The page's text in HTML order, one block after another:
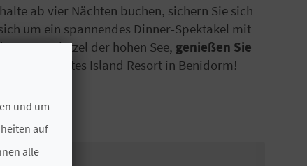
ab vier Nächten buchen, sichern Sie sich
um ein spannendes Dinner-Spektakel mit
Nervenkitzel der hohen See, genießen Sie
Magic Pirates Island Resort in Benidorm!
und um
auf
alle